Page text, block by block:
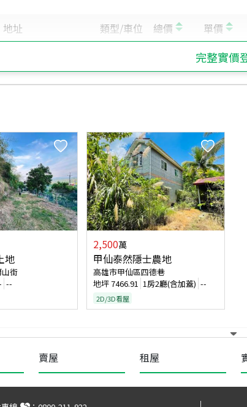
完整實價
地
街
--
2,500萬
甲仙泰然隱士農地
高雄市甲仙區四德巷
地坪7466.91 1房2廳(含加蓋) --
2D/3D看屋
賣屋 租屋